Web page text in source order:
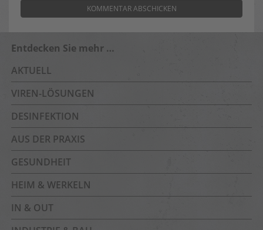
Entdecken Sie mehr …
AKTUELL
VIREN-LÖSUNGEN
DESINFEKTION
AUS DER PRAXIS
GESUNDHEIT
HEIM & WERKELN
IN & OUT